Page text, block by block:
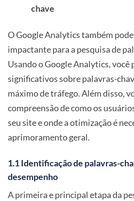
chave
O Google Analytics também
impactante para a pesquisa de
Usando o Google Analytics,
significativos sobre palavras-
máximo de tráfego. Além disso,
compreensão de como os
seu site e onde a otimização é
aprimoramento geral.
1.1 Identificação de palavras-
desempenho
A primeira e principal etapa da